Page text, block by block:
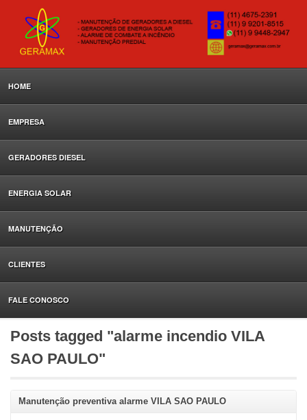
HOME
EMPRESA
GERADORES DIESEL
ENERGIA SOLAR
MANUTENÇÃO
CLIENTES
FALE CONOSCO
Posts tagged "alarme incendio VILA
SAO PAULO"
Manutenção preventiva alarme VILA SAO PAULO